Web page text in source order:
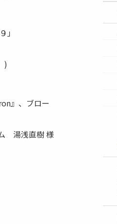
」
)
』、ブロー
湯浅直樹 様